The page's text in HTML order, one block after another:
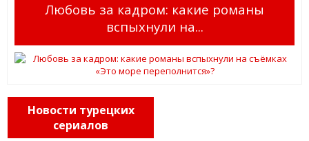
Любовь за кадром: какие романы
вспыхнули на...
Новости турецких
сериалов